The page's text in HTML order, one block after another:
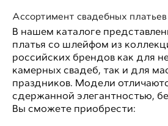
Ассортимент свадебных
В нашем каталоге
платья со шлейфом из
российских брендов как для
камерных свадеб, так и для
праздников. Модели
сдержанной элегантностью,
Вы сможете приобрести: